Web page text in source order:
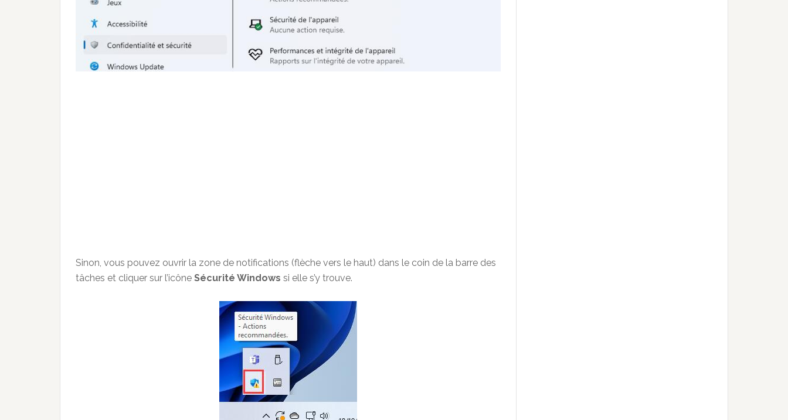
Sinon, vous pouvez ouvrir la zone de notifications (flèche vers le haut) dans le coin de la barre des
tâches et cliquer sur l’icône Sécurité Windows si elle s’y trouve.